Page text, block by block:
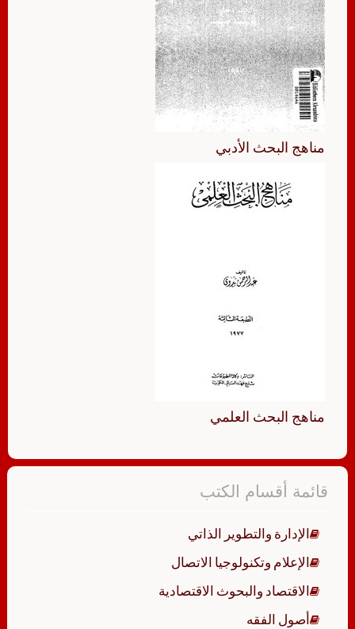
مناهج البحث الأدبي
مناهج البحث العلمي
قائمة أقسام الكتب
الإدارة والتطوير الذاتي
الإعلام وتكنولوجيا الاتصال
الاقتصاد والبحوث الاقتصادية
أصول الفقه